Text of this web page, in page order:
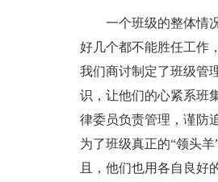
一个班级的整体情
好几个都不能胜任工作
我们商讨制定了班级管
识，让他们的心紧系班
律委员负责管理，谨防
为了班级真正的“领头
且，他们也用各自良好